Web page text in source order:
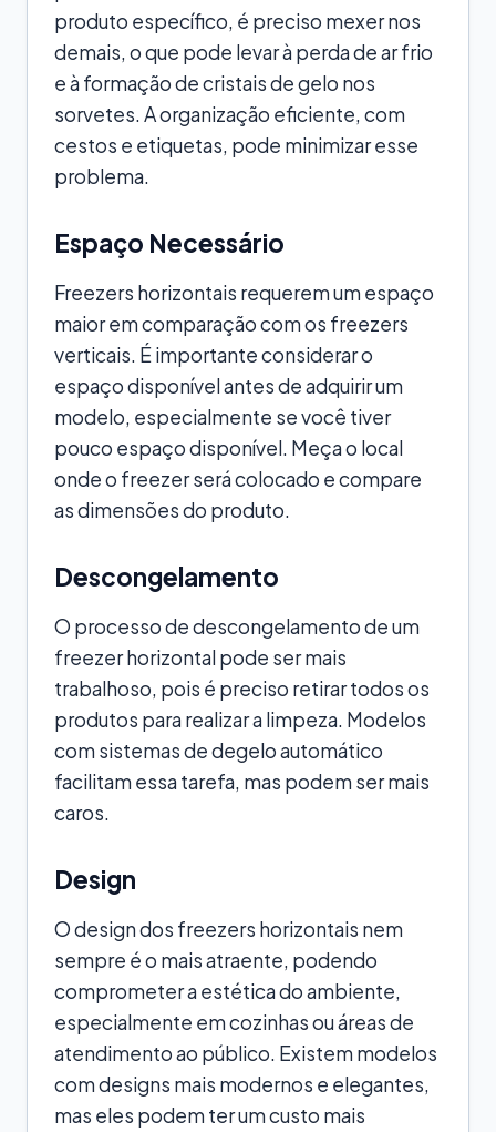
produto específico, é preciso mexer nos
demais, o que pode levar à perda de ar frio
e à formação de cristais de gelo nos
sorvetes. A organização eficiente, com
cestos e etiquetas, pode minimizar esse
problema.
Espaço Necessário
Freezers horizontais requerem um espaço
maior em comparação com os freezers
verticais. É importante considerar o
espaço disponível antes de adquirir um
modelo, especialmente se você tiver
pouco espaço disponível. Meça o local
onde o freezer será colocado e compare
as dimensões do produto.
Descongelamento
O processo de descongelamento de um
freezer horizontal pode ser mais
trabalhoso, pois é preciso retirar todos os
produtos para realizar a limpeza. Modelos
com sistemas de degelo automático
facilitam essa tarefa, mas podem ser mais
caros.
Design
O design dos freezers horizontais nem
sempre é o mais atraente, podendo
comprometer a estética do ambiente,
especialmente em cozinhas ou áreas de
atendimento ao público. Existem modelos
com designs mais modernos e elegantes,
mas eles podem ter um custo mais